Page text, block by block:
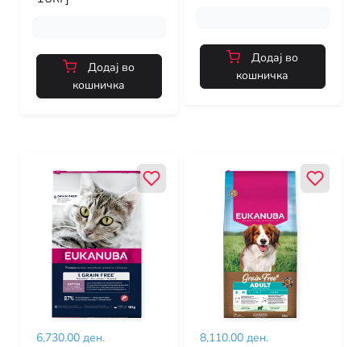
Додај во
кошничка
Додај во
кошничка
6,730.00 ден. 8,110.00 ден.